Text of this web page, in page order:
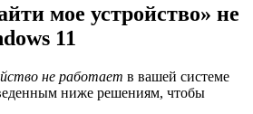
мое устройство» не
11
не работает в вашей системе
ниже решениям, чтобы